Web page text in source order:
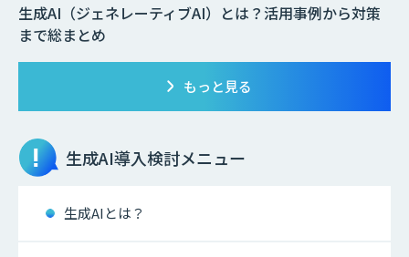
生成AI（ジェネレーティブAI）とは？活用事例から対策
まで総まとめ
もっと見る
生成AI導入検討メニュー
生成AIとは？